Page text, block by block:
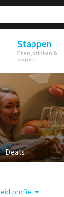
Stappen
Eten, drinken &
slapen
Deals
profiel